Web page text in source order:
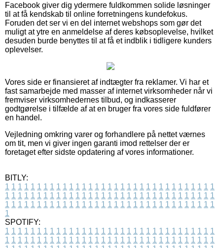
Facebook giver dig ydermere fuldkommen solide løsninger
til at få kendskab til online forretningens kundefokus.
Foruden det ser vi en del internet webshops som gør det
muligt at ytre en anmeldelse af deres købsoplevelse, hvilket
desuden burde benyttes til at få et indblik i tidligere kunders
oplevelser.
Vores side er finansieret af indtægter fra reklamer. Vi har et
fast samarbejde med masser af internet virksomheder når vi
fremviser virksomhedernes tilbud, og indkasserer
godtgørelse i tilfælde af at en bruger fra vores side fuldfører
en handel.
Vejledning omkring varer og forhandlere på nettet værnes
om tit, men vi giver ingen garanti imod rettelser der er
foretaget efter sidste opdatering af vores informationer.
BITLY:
1 1 1 1 1 1 1 1 1 1 1 1 1 1 1 1 1 1 1 1 1 1 1 1 1 1 1 1 1 1 1 1 1
1 1 1 1 1 1 1 1 1 1 1 1 1 1 1 1 1 1 1 1 1 1 1 1 1 1 1 1 1 1 1 1 1
1 1 1 1 1 1 1 1 1 1 1 1 1 1 1 1 1 1 1 1 1 1 1 1 1 1 1 1 1 1 1 1 1
1
SPOTIFY:
1 1 1 1 1 1 1 1 1 1 1 1 1 1 1 1 1 1 1 1 1 1 1 1 1 1 1 1 1 1 1 1 1
1 1 1 1 1 1 1 1 1 1 1 1 1 1 1 1 1 1 1 1 1 1 1 1 1 1 1 1 1 1 1 1 1